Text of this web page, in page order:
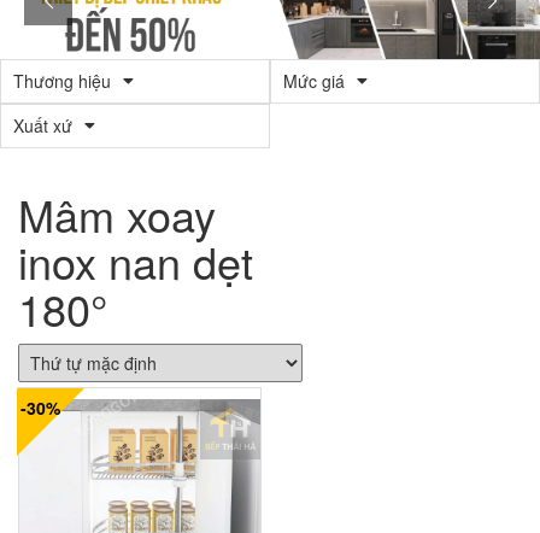
Thương hiệu
Mức giá
Xuất xứ
Mâm xoay
inox nan dẹt
180°
-30%